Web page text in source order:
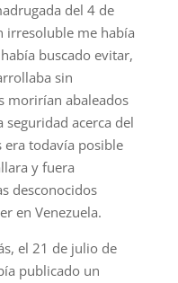
del 4 de
irresoluble me había
buscado evitar,
sin
morirían abaleados
acerca del
era todavía posible
y fuera
desconocidos
en Venezuela.
el 21 de julio de
publicado un